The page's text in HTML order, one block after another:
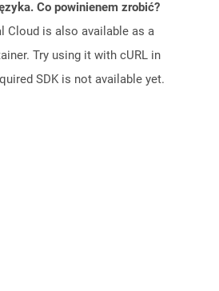
Co powinienem zrobić?
Cloud is also available as a
Try using it with cURL in
SDK is not available yet.